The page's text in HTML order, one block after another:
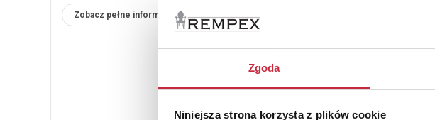
Zgoda
Niniejsza strona korzysta z plików cookie
Zobacz pełne informacje